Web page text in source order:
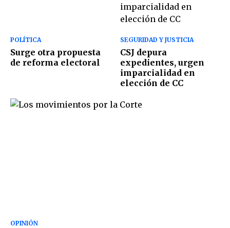
POLÍTICA
Surge otra propuesta
de reforma electoral
SEGURIDAD Y JUSTICIA
CSJ depura
expedientes, urgen
imparcialidad en
elección de CC
OPINIÓN